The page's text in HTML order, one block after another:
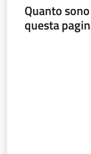
Quanto
questa